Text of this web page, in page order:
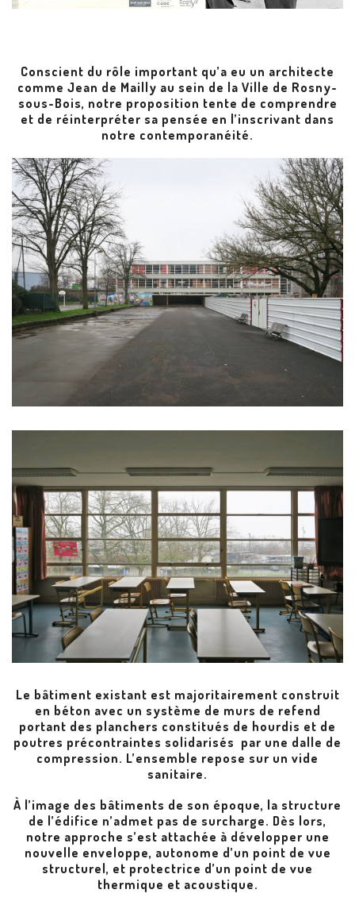
Conscient du rôle important qu’a eu un architecte
comme Jean de Mailly au sein de la Ville de Rosny-
sous-Bois, notre proposition tente de comprendre
et de réinterpréter sa pensée en l’inscrivant dans
notre contemporanéité.
Le bâtiment existant est majoritairement construit
en béton avec un système de murs de refend
portant des planchers constitués de hourdis et de
poutres précontraintes solidarisés par une dalle de
compression. L’ensemble repose sur un vide
sanitaire.
À l’image des bâtiments de son époque, la structure
de l’édifice n’admet pas de surcharge. Dès lors,
notre approche s’est attachée à développer une
nouvelle enveloppe, autonome d’un point de vue
structurel, et protectrice d’un point de vue
thermique et acoustique.